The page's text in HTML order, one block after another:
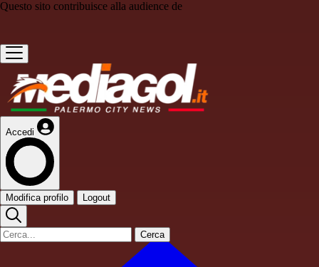
Questo sito contribuisce alla audience de
Accedi
Modifica profilo Logout
Cerca